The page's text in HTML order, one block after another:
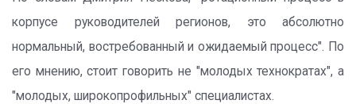
корпусе руководителей регионов, это абсолютно
нормальный, востребованный и ожидаемый процесс". По
его мнению, стоит говорить не "молодых технократах", а
"молодых, широкопрофильных" специалистах.